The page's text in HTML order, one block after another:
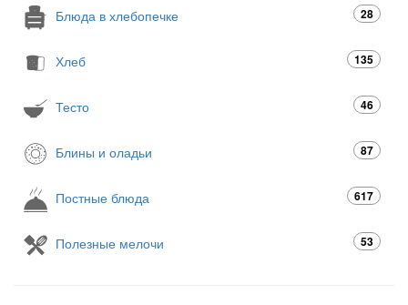
Блюда в хлебопечке 28
Хлеб 135
Тесто 46
Блины и оладьи 87
Постные блюда 617
Полезные мелочи 53